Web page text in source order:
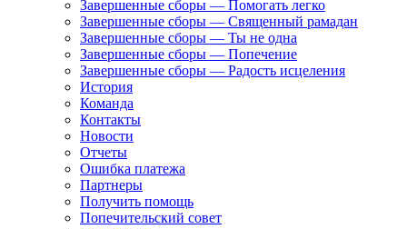
Завершенные сборы — Помогать легко
Завершенные сборы — Священный рамадан
Завершенные сборы — Ты не одна
Завершенные сборы — Попечение
Завершенные сборы — Радость исцеления
История
Команда
Контакты
Новости
Отчеты
Ошибка платежа
Партнеры
Получить помощь
Попечительский совет